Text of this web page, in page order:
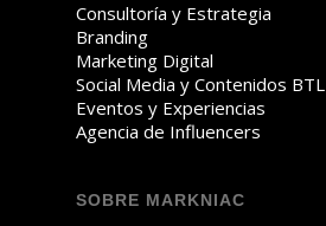
Consultoría y Estrategia
Branding
Marketing Digital
Social Media y Contenidos BTL
Eventos y Experiencias
Agencia de Influencers
SOBRE MARKNIAC